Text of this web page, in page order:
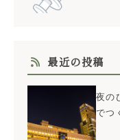
最近の投稿
夜の
でつ